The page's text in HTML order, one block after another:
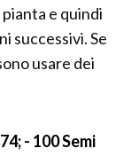
e quindi
successivi. Se
usare dei
- 100 Semi